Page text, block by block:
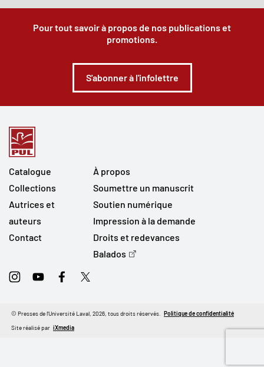
Pour tout savoir à propos de nos publications et
promotions.
S'abonner à l'infolettre
Catalogue
Collections
Autrices et
auteurs
Contact
À propos
Soumettre un manuscrit
Soutien numérique
Impression à la demande
Droits et redevances
Balados
InstagramYoutubeFacebookTwitter
Site réalisé par iXmedia
© Presses de l'Université Laval, 2026, tous droits réservés. Politique de confidentialité